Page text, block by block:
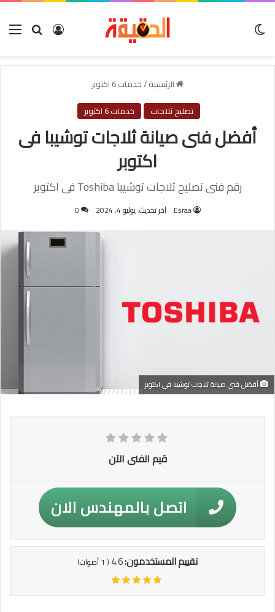
بحث عنتسجيل
الرئيسية/خدمات 6 اكتوبر
تصليح ثلاجات
خدمات 6 اكتوبر
أفضل فنى صيانة ثلاجات توشيبا فى
اكتوبر
رقم فنى تصليح ثلاجات توشيبا Toshiba فى اكتوبر
Esraa آخر تحديث: يوليو 4, 2024 0
أفضل فنى صيانة ثلاجات توشيبا فى اكتوبر
قيم الفنى الآن
اتصل بالمهندس الان
تقييم المستخدمون:4.6
(
1أصوات)